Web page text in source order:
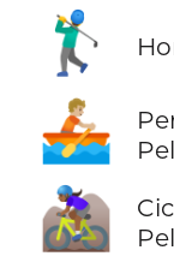
🏌️‍♂️
🚣🏼
🚵🏾‍♀️